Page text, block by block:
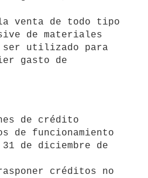
venta de todo tipo
de materiales
ser utilizado para
gasto de
de funcionamiento
de diciembre de
créditos no